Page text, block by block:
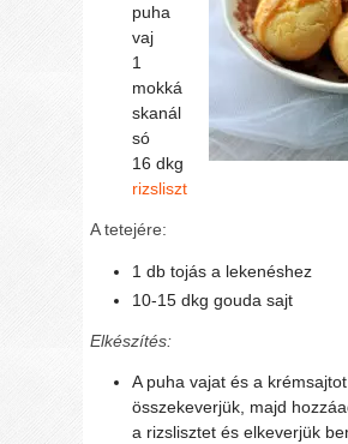
puha
vaj
1
mokká
skanál
só
16 dkg
rizsliszt
A tetejére:
1 db tojás a lekenéshez
10-15 dkg gouda sajt
Elkészítés:
A puha vajat és a
összekeverjük, majd
a rizslisztet és elkeverjük